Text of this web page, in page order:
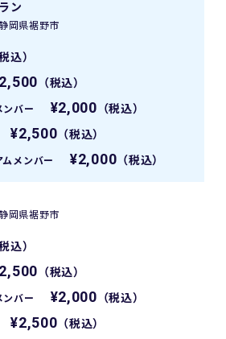
ン
岡県裾野市
込）
（税込）
ンバー ¥2,000 （税込）
¥2,500 （税込）
ムメンバー ¥2,000 （税込）
岡県裾野市
込）
（税込）
ンバー ¥2,000 （税込）
¥2,500 （税込）